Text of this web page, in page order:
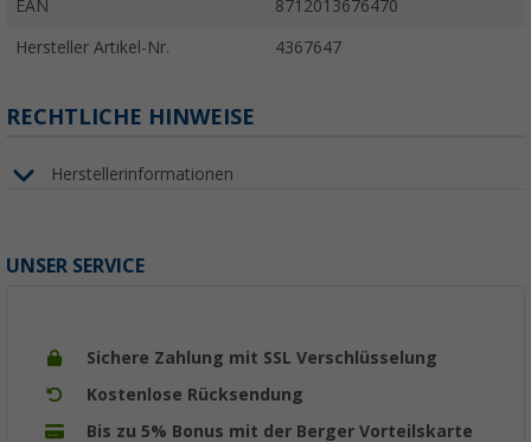
EAN 8712013676470
Hersteller Artikel-Nr. 4367647
RECHTLICHE HINWEISE
Herstellerinformationen
UNSER SERVICE
Sichere Zahlung mit SSL Verschlüsselung
Kostenlose Rücksendung
Bis zu 5% Bonus mit der Berger Vorteilskarte